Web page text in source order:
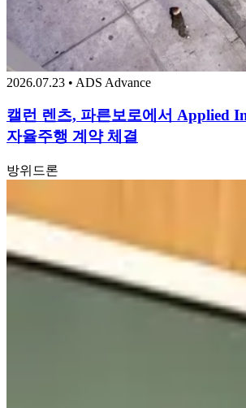
2026.07.23 • ADS Advance
캘런 렌츠, 파른보로에서 Applied
자율주행 계약 체결
방위 드론